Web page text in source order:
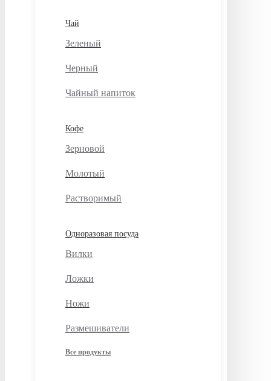
Чай
Зеленый
Черный
Чайный напиток
Кофе
Зерновой
Молотый
Растворимый
Одноразовая посуда
Вилки
Ложки
Ножи
Размешиватели
Все продукты